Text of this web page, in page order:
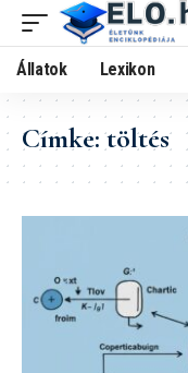
Állatok Lexikon
Címke:töltés